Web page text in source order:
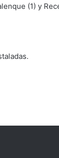
(1) y